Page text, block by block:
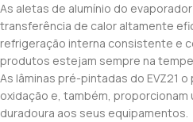
As aletas de alumínio do
transferência de calor altamente
refrigeração interna consistente e
produtos estejam sempre na
As lâminas pré-pintadas do EVZ21
oxidação e, também, proporcionam
duradoura aos seus equipamentos.